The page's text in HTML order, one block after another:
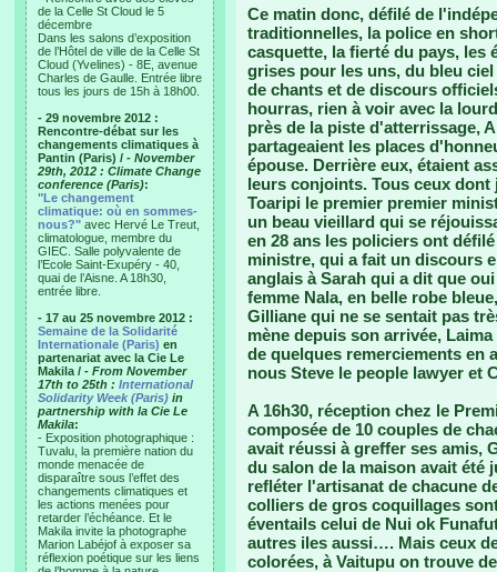
de la Celle St Cloud le 5
décembre
Dans les salons d’exposition
de l’Hôtel de ville de la Celle St
Cloud (Yvelines) - 8E, avenue
Charles de Gaulle. Entrée libre
tous les jours de 15h à 18h00.
- 29 novembre 2012 :
Rencontre-débat sur les
changements climatiques à
Pantin (Paris) / - November
29th, 2012 : Climate Change
conference (Paris):
"Le changement
climatique: où en sommes-
nous?" avec Hervé Le Treut,
climatologue, membre du
GIEC. Salle polyvalente de
l’Ecole Saint-Exupéry - 40,
quai de l’Aisne. A 18h30,
entrée libre.
- 17 au 25 novembre 2012 :
Semaine de la Solidarité
Internationale (Paris) en
partenariat avec la Cie Le
Makila / - From November
17th to 25th : International
Solidarity Week (Paris) in
partnership with la Cie Le
Makila:
- Exposition photographique :
Tuvalu, la première nation du
monde menacée de
disparaître sous l’effet des
changements climatiques et
les actions menées pour
retarder l’échéance. Et le
Makila invite la photographe
Marion Labéjof à exposer sa
réflexion poétique sur les liens
Ce matin donc, défilé de
traditionnelles, la police en
casquette, la fierté du pays, les
grises pour les uns, du bleu
de chants et de discours
hourras, rien à voir avec la
près de la piste d'atterrissage,
partageaient les places
épouse. Derrière eux, étaient
leurs conjoints. Tous ceux
Toaripi le premier premier
un beau vieillard qui se
en 28 ans les policiers ont
ministre, qui a fait un discours
anglais à Sarah qui a dit que
femme Nala, en belle robe
Gilliane qui ne se sentait pas
mène depuis son arrivée,
de quelques remerciements en
nous Steve le people lawyer et
A 16h30, réception chez le
composée de 10 couples de
avait réussi à greffer ses amis,
du salon de la maison avait été
refléter l'artisanat de chacune
colliers de gros coquillages
éventails celui de Nui ok
autres iles aussi…. Mais ceux
colorées, à Vaitupu on trouve